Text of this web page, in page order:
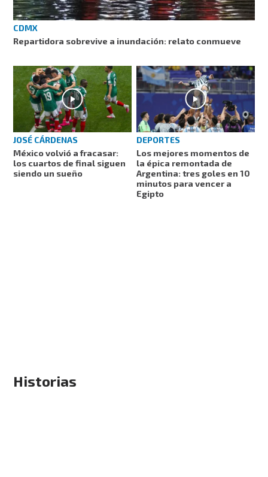
CDMX
Repartidora sobrevive a inundación: relato conmueve
JOSÉ CÁRDENAS
México volvió a fracasar:
los cuartos de final siguen
siendo un sueño
DEPORTES
Los mejores momentos de
la épica remontada de
Argentina: tres goles en 10
minutos para vencer a
Egipto
Historias